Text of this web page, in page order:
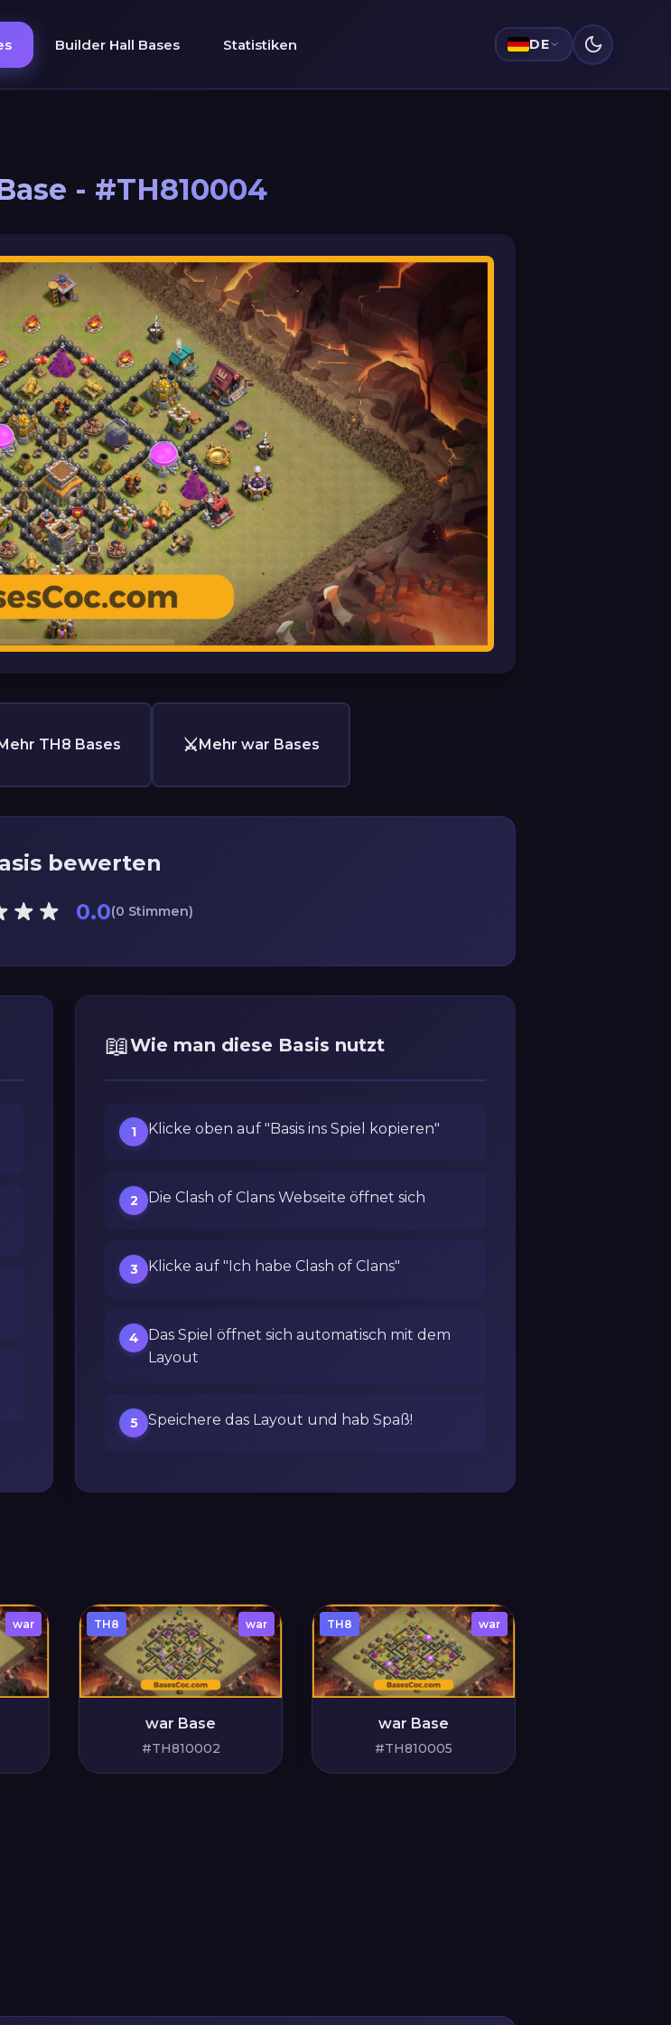
Builder Hall Bases Statistiken DE
- #TH810004
TH8 Bases ⚔️ Mehr war Bases
bewerten
0.0(0 Stimmen)
📖Wie man diese Basis nutzt
1 Klicke oben auf "Basis ins Spiel kopieren"
2 Die Clash of Clans Webseite öffnet sich
3 Klicke auf "Ich habe Clash of Clans"
4
Das Spiel öffnet sich automatisch mit dem
Layout
5 Speichere das Layout und hab Spaß!
war TH8 war
war Base
#TH810002
TH8 war
war Base
#TH810005